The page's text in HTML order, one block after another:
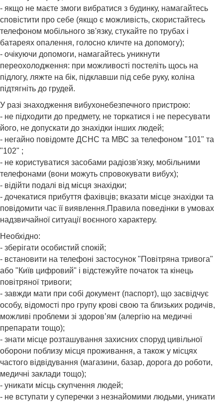
- якщо не маєте змоги вибратися з будинку, намагайтесь
сповістити про себе (якщо є можливість, скористайтесь
телефоном мобільного зв'язку, стукайте по трубах і
батареях опалення, голосно кличте на допомогу);
- очікуючи допомоги, намагайтесь уникнути
переохолодження: при можливості постеліть щось на
підлогу, ляжте на бік, підклавши під себе руку, коліна
підтягніть до грудей.
У разі знаходження вибухонебезпечного пристрою:
- не підходити до предмету, не торкатися і не пересувати
його, не допускати до знахідки інших людей;
- негайно повідомте ДСНС та МВС за телефоном "101" та
"102" ;
- не користуватися засобами радіозв'язку, мобільними
телефонами (вони можуть спровокувати вибух);
- відійти подалі від місця знахідки;
- дочекатися прибуття фахівців; вказати місце знахідки та
повідомити час її виявлення.Правила поведінки в умовах
надзвичайної ситуації воєнного характеру.
Необхідно:
- зберігати особистий спокій;
- встановити на телефоні застосунок "Повітряна тривога"
або "Київ цифровий" і відстежуйте початок та кінець
повітряної тривоги;
- завжди мати при собі документ (паспорт), що засвідчує
особу, відомості про групу крові свою та близьких родичів,
можливі проблеми зі здоров’ям (алергію на медичні
препарати тощо);
- знати місце розташування захисних споруд цивільної
оборони поблизу місця проживання, а також у місцях
частого відвідування (магазини, базар, дорога до роботи,
медичні заклади тощо);
- уникати місць скупчення людей;
- не вступати у суперечки з незнайомими людьми, уникати